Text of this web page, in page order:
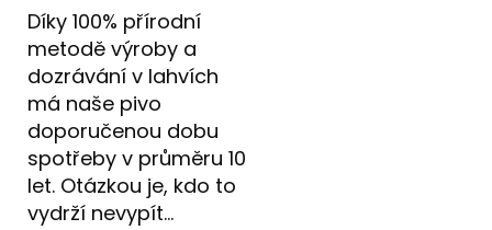
Díky 100% přírodní
metodě výroby a
dozrávání v lahvích
má naše pivo
doporučenou dobu
spotřeby v průměru 10
let. Otázkou je, kdo to
vydrží nevypít…